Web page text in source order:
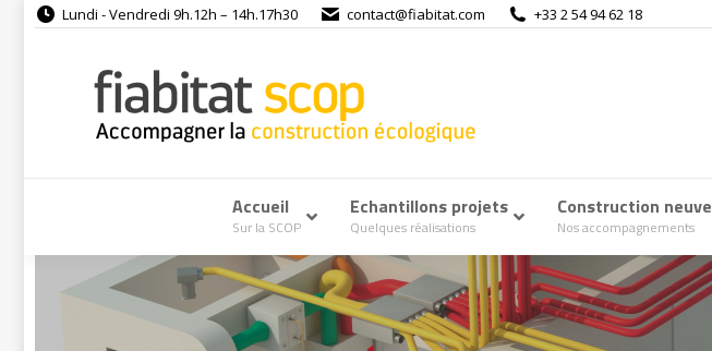
Lundi - Vendredi 9h.12h – 14h.17h30 contact@fiabitat.com +33 2 54 94 62 18
Accueil–
Sur la SCOP
Echantillons projets–
Quelques réalisations
Construction neuve
Nos accompagnements